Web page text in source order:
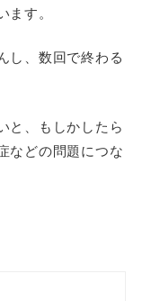
す。
し、数回で終わる
と、もしかしたら
などの問題につな